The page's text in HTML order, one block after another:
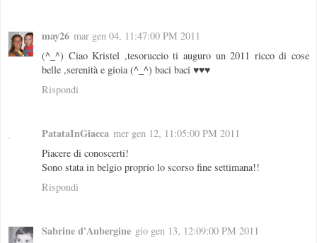
may26 mar gen 04, 11:47:00 PM 2011
(^_^) Ciao Kristel ,tesoruccio ti auguro un 2011 ricco di cose
belle ,serenità e gioia (^_^) baci baci ♥♥♥
Rispondi
PatataInGiacca mer gen 12, 11:05:00 PM 2011
Piacere di conoscerti!
Sono stata in belgio proprio lo scorso fine settimana!!
Rispondi
Sabrine d'Aubergine gio gen 13, 12:09:00 PM 2011